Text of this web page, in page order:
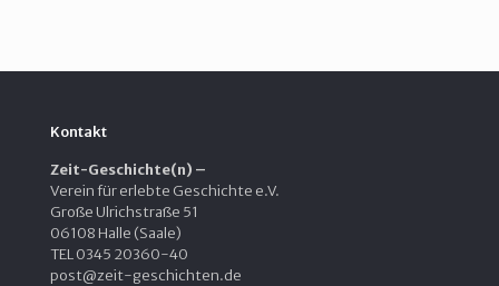
Kontakt
Zeit-Geschichte(n) –
Verein für erlebte Geschichte e.V.
Große Ulrichstraße 51
06108 Halle (Saale)
TEL 0345 20360-40
post@zeit-geschichten.de